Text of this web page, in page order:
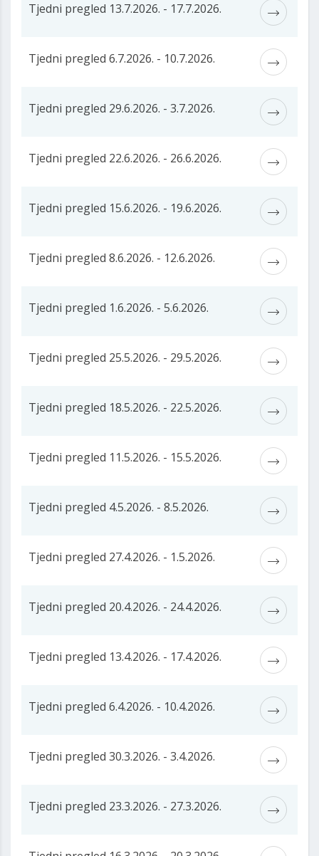
Tjedni pregled 13.7.2026. - 17.7.2026.
Tjedni pregled 6.7.2026. - 10.7.2026.
Tjedni pregled 29.6.2026. - 3.7.2026.
Tjedni pregled 22.6.2026. - 26.6.2026.
Tjedni pregled 15.6.2026. - 19.6.2026.
Tjedni pregled 8.6.2026. - 12.6.2026.
Tjedni pregled 1.6.2026. - 5.6.2026.
Tjedni pregled 25.5.2026. - 29.5.2026.
Tjedni pregled 18.5.2026. - 22.5.2026.
Tjedni pregled 11.5.2026. - 15.5.2026.
Tjedni pregled 4.5.2026. - 8.5.2026.
Tjedni pregled 27.4.2026. - 1.5.2026.
Tjedni pregled 20.4.2026. - 24.4.2026.
Tjedni pregled 13.4.2026. - 17.4.2026.
Tjedni pregled 6.4.2026. - 10.4.2026.
Tjedni pregled 30.3.2026. - 3.4.2026.
Tjedni pregled 23.3.2026. - 27.3.2026.